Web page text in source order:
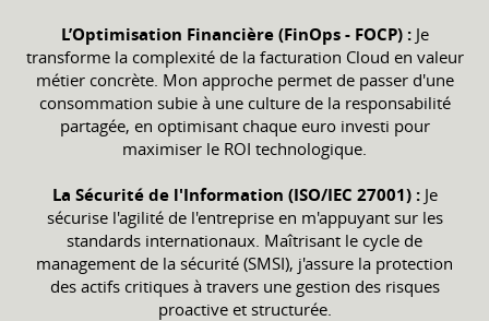
L’Optimisation Financière (FinOps - FOCP) :Je
transforme la complexité de la facturation Cloud en valeur
métier concrète. Mon approche permet de passer d'une
consommation subie à une culture de la responsabilité
partagée, en optimisant chaque euro investi pour
maximiser le ROI technologique.
La Sécurité de l'Information (ISO/IEC 27001) :Je
sécurise l'agilité de l'entreprise en m'appuyant sur les
standards internationaux. Maîtrisant le cycle de
management de la sécurité (SMSI), j'assure la protection
des actifs critiques à travers une gestion des risques
proactive et structurée.